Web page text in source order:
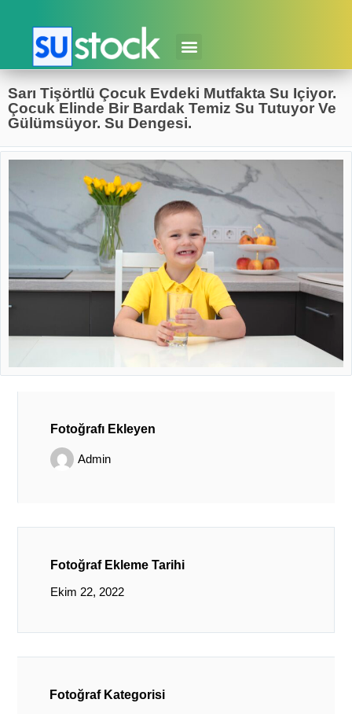
Sarı Tişörtlü Çocuk Evdeki Mutfakta Su Içiyor.
Çocuk Elinde Bir Bardak Temiz Su Tutuyor Ve
Gülümsüyor. Su Dengesi.
Fotoğrafı Ekleyen
Admin
Fotoğraf Ekleme Tarihi
Ekim 22, 2022
Fotoğraf Kategorisi